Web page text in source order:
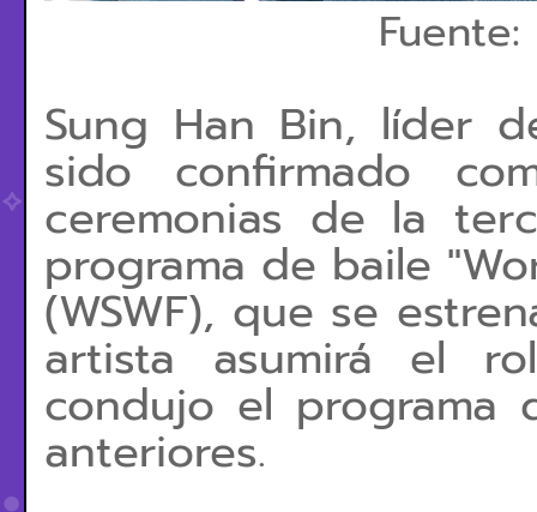
Sung Han Bin, líder
sido confirmado
ceremonias de la
programa de baile
(WSWF), que se
artista asumirá el
condujo el programa
anteriores.